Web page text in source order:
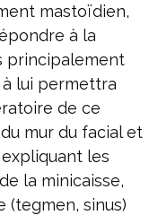
mastoïdien,
à la
principalement
lui permettra
de ce
mur du facial et
les
la minicaisse,
(tegmen, sinus)